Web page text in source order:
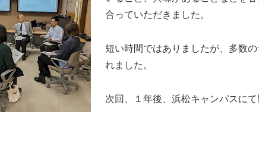
合っていただきました。
短い時間ではありましたが、多数
れました。
次回、１年後、浜松キャンパスにて